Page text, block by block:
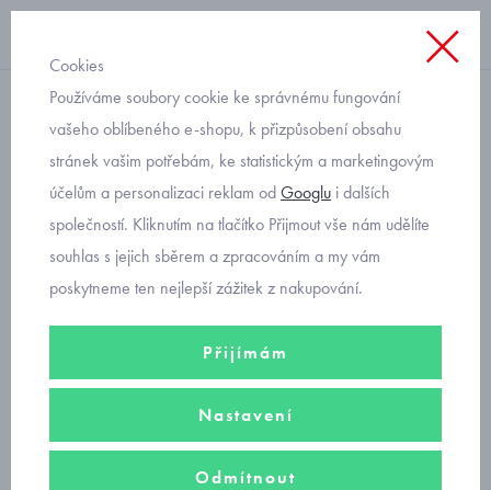
dětské sněhule
dětské zimní boty sněhule
Reima Nefar 54000024A-
6980
Cookies
Používáme soubory cookie ke správnému fungování
vašeho oblíbeného e-shopu, k přizpůsobení obsahu
stránek vašim potřebám, ke statistickým a marketingovým
účelům a personalizaci reklam odGooglu i dalších
společností. Kliknutím na tlačítko Přijmout vše nám udělíte
souhlas s jejich sběrem a zpracováním a my vám
poskytneme ten nejlepší zážitek z nakupování.
Přijímám
Nastavení
Odmítnout